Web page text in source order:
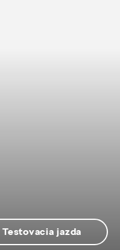
Testovacia jazda